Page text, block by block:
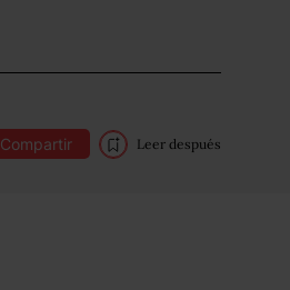
Compartir Leer después